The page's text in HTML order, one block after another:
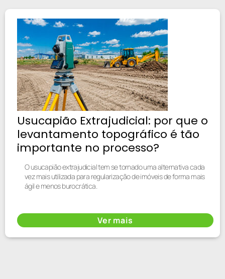
Usucapião Extrajudicial: por que o
levantamento topográfico é tão
importante no processo?
O usucapião extrajudicial tem se tornado uma alternativa cada
vez mais utilizada para regularização de imóveis de forma mais
ágil e menos burocrática.
Ver mais